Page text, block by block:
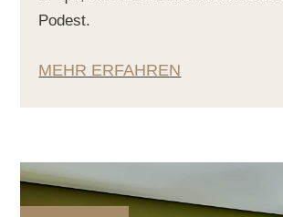
Podest.
MEHR ERFAHREN